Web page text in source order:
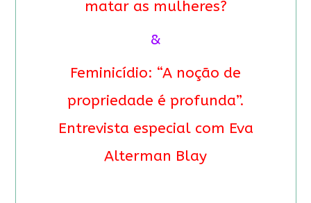
matar as mulheres?
&
Feminicídio: “A noção de
propriedade é profunda”.
Entrevista especial com Eva
Alterman Blay